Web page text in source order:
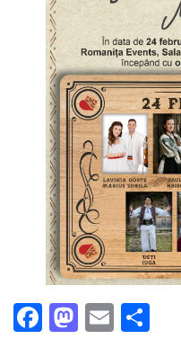
Facebook
Mastodon
Email